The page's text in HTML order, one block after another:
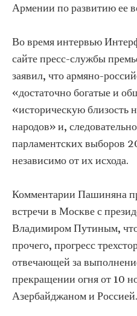
Армении по развитию ее
Во время интервью
сайте пресс-службы
заявил, что армяно-
«достаточно богатые и
«историческую близость
народов» и,
парламентских выборов
независимо от их исхода.
Комментарии Пашиняна
встречи в Москве с
Владимиром Путиным,
прочего, прогресс
отвечающей за
прекращении огня от 10
Азербайджаном и Россией.